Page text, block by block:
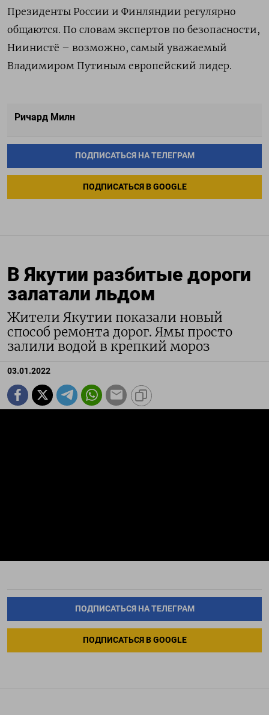
Президенты России и Финляндии регулярно
общаются. По словам экспертов по безопасности,
Ниинистё – возможно, самый уважаемый
Владимиром Путиным европейский лидер.
Ричард Милн
ПОДПИСАТЬСЯ НА ТЕЛЕГРАМ
ПОДПИСАТЬСЯ В GOOGLE
В Якутии разбитые дороги
залатали льдом
Жители Якутии показали новый
способ ремонта дорог. Ямы просто
залили водой в крепкий мороз
03.01.2022
ПОДПИСАТЬСЯ НА ТЕЛЕГРАМ
ПОДПИСАТЬСЯ В GOOGLE